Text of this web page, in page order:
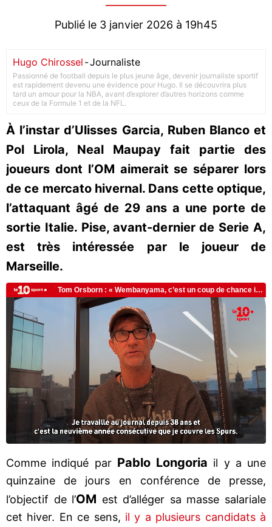
Publié le 3 janvier 2026 à 19h45
Hugo Chirossel -Journaliste
Passionné de football depuis le plus jeune âge, devenir journaliste sportif
est rapidement devenu une évidence pour Hugo. Il se découvrira plus
tard un amour pour la NBA, avant d’explorer d’autres horizons comme
ceux de la Formule 1 et de la NFL.
À l’instar d’Ulisses Garcia, Ruben Blanco et
Pol Lirola, Neal Maupay fait partie des
joueurs dont l’OM aimerait se séparer lors
de ce mercato hivernal. Dans cette optique,
l’attaquant âgé de 29 ans a une porte de
sortie Italie. Pise, avant-dernier de Serie A,
est très intéressée par le joueur de
Marseille.
Comme indiqué par Pablo Longoria il y a une
quinzaine de jours en conférence de presse,
l’objectif de l’OM est d’alléger sa masse salariale
cet hiver. En ce sens, il y a plusieurs candidats à